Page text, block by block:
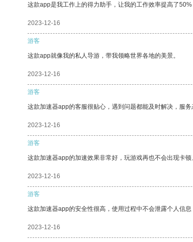
这款app是我工作上的得力助手，让我的工作效率提高了50%
2023-12-16
游客
这款app就像我的私人导游，带我领略世界各地的美景。
2023-12-16
游客
这款加速器app的客服很贴心，遇到问题都能及时解决，服务
2023-12-16
游客
这款加速器app的加速效果非常好，玩游戏再也不会出现卡
2023-12-16
游客
这款加速器app的安全性很高，使用过程中不会泄露个人信息
2023-12-16